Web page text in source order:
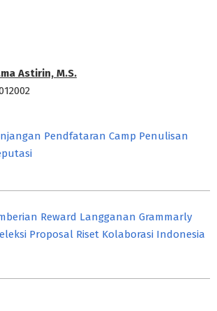
Astirin, M.S.
Pendfataran Camp Penulisan
Reward Langganan Grammarly
Proposal Riset Kolaborasi Indonesia